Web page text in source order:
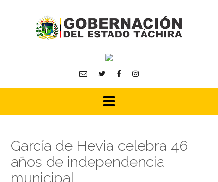
García de Hevia celebra 46
años de independencia
municipal